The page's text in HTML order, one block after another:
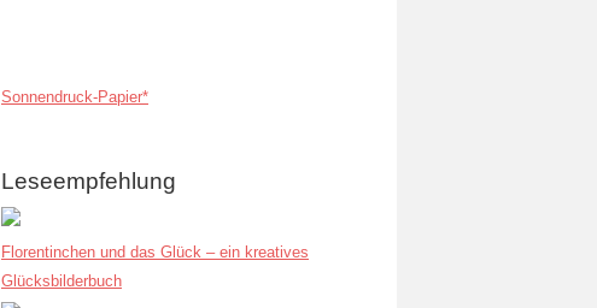
Sonnendruck-Papier*
Leseempfehlung
Florentinchen und das Glück – ein kreatives
Glücksbilderbuch